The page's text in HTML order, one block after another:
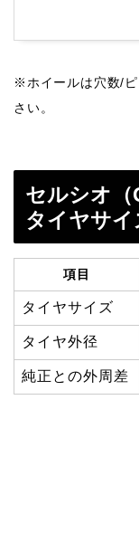
※ホイールは穴数/
さい。
セルシオ（
タイヤサイ
項目
タイヤサイズ
タイヤ外径
純正との外周差